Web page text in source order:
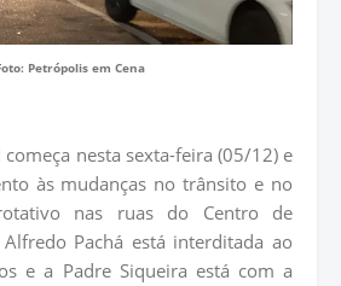
Petrópolis em Cena
começa nesta sexta-feira (05/12) e
às mudanças no trânsito e no
nas ruas do Centro de
Pachá está interditada ao
e a Padre Siqueira está com a